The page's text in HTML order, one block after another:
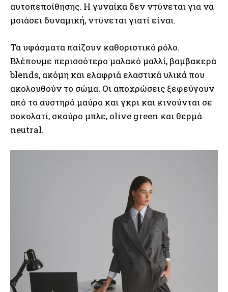
αυτοπεποίθησης. Η γυναίκα δεν ντύνεται για να
μοιάσει δυναμική, ντύνεται γιατί είναι.
Τα υφάσματα παίζουν καθοριστικό ρόλο.
Βλέπουμε περισσότερο μαλακό μαλλί, βαμβακερά
blends, ακόμη και ελαφριά ελαστικά υλικά που
ακολουθούν το σώμα. Οι αποχρώσεις ξεφεύγουν
από το αυστηρό μαύρο και γκρι και κινούνται σε
σοκολατί, σκούρο μπλε, olive green και θερμά
neutral.